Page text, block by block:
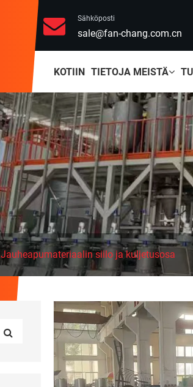
Sähköposti
sale@fan-chang.com.cn
KOTIIN TIETOJA MEISTÄ
Jauheapumateriaalin siilo ja kuljetusosa